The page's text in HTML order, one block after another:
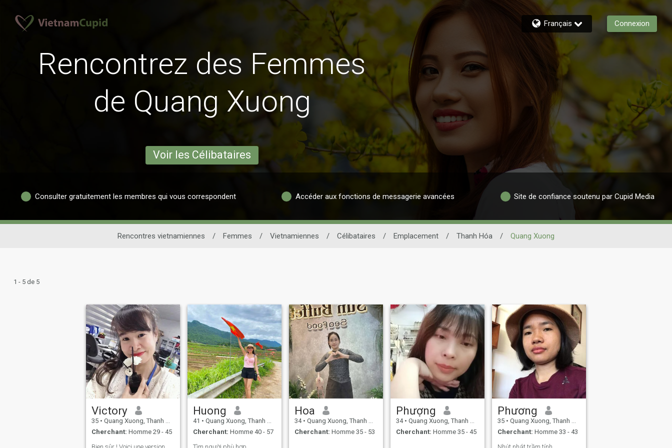
Français Connexion
Rencontrez des Femmes
de Quang Xuong
Voir les Célibataires
Consulter gratuitement les membres qui vous correspondent Accéder aux fonctions de messagerie avancées Site de confiance soutenu par Cupid Media
Rencontres vietnamiennes / Femmes / Vietnamiennes / Célibataires / Emplacement / Thanh Hóa / Quang Xuong
1 - 5 de 5
Victory
35 • Quang Xuong, Thanh Hóa, Vietnam
Cherchant: Homme 29 - 45
Huong
41 • Quang Xuong, Thanh Hóa, Vietnam
Cherchant: Homme 40 - 57
Hoa
34 • Quang Xuong, Thanh Hóa, Vietnam
Cherchant: Homme 35 - 53
Phượng
34 • Quang Xuong, Thanh Hóa, Vietnam
Cherchant: Homme 35 - 45
Phương
35 • Quang Xuong, Thanh Hóa, Vietnam
Cherchant: Homme 33 - 43